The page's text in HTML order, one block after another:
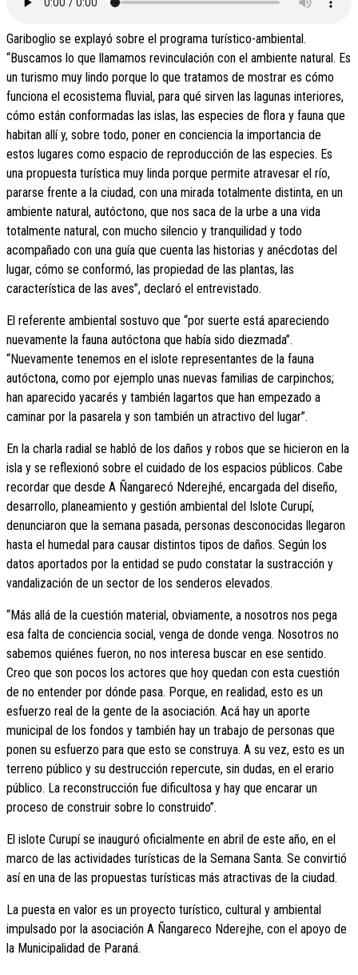
Gariboglio se explayó sobre el programa turístico-ambiental.
“Buscamos lo que llamamos revinculación con el ambiente natural. Es
un turismo muy lindo porque lo que tratamos de mostrar es cómo
funciona el ecosistema fluvial, para qué sirven las lagunas interiores,
cómo están conformadas las islas, las especies de flora y fauna que
habitan allí y, sobre todo, poner en conciencia la importancia de
estos lugares como espacio de reproducción de las especies. Es
una propuesta turística muy linda porque permite atravesar el río,
pararse frente a la ciudad, con una mirada totalmente distinta, en un
ambiente natural, autóctono, que nos saca de la urbe a una vida
totalmente natural, con mucho silencio y tranquilidad y todo
acompañado con una guía que cuenta las historias y anécdotas del
lugar, cómo se conformó, las propiedad de las plantas, las
característica de las aves”, declaró el entrevistado.
El referente ambiental sostuvo que “por suerte está apareciendo
nuevamente la fauna autóctona que había sido diezmada”.
“Nuevamente tenemos en el islote representantes de la fauna
autóctona, como por ejemplo unas nuevas familias de carpinchos;
han aparecido yacarés y también lagartos que han empezado a
caminar por la pasarela y son también un atractivo del lugar”.
En la charla radial se habló de los daños y robos que se hicieron en la
isla y se reflexionó sobre el cuidado de los espacios públicos. Cabe
recordar que desde A Ñangarecó Nderejhé, encargada del diseño,
desarrollo, planeamiento y gestión ambiental del Islote Curupí,
denunciaron que la semana pasada, personas desconocidas llegaron
hasta el humedal para causar distintos tipos de daños. Según los
datos aportados por la entidad se pudo constatar la sustracción y
vandalización de un sector de los senderos elevados.
“Más allá de la cuestión material, obviamente, a nosotros nos pega
esa falta de conciencia social, venga de donde venga. Nosotros no
sabemos quiénes fueron, no nos interesa buscar en ese sentido.
Creo que son pocos los actores que hoy quedan con esta cuestión
de no entender por dónde pasa. Porque, en realidad, esto es un
esfuerzo real de la gente de la asociación. Acá hay un aporte
municipal de los fondos y también hay un trabajo de personas que
ponen su esfuerzo para que esto se construya. A su vez, esto es un
terreno público y su destrucción repercute, sin dudas, en el erario
público. La reconstrucción fue dificultosa y hay que encarar un
proceso de construir sobre lo construido”.
El islote Curupí se inauguró oficialmente en abril de este año, en el
marco de las actividades turísticas de la Semana Santa. Se convirtió
así en una de las propuestas turísticas más atractivas de la ciudad.
La puesta en valor es un proyecto turístico, cultural y ambiental
impulsado por la asociación A Ñangareco Nderejhe, con el apoyo de
la Municipalidad de Paraná.